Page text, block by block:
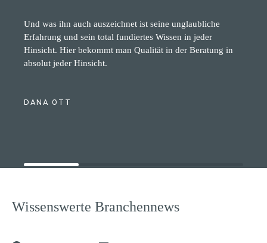
Und was ihn auch auszeichnet ist seine unglaubliche
Erfahrung und sein total fundiertes Wissen in jeder
Hinsicht. Hier bekommt man Qualität in der Beratung in
absolut jeder Hinsicht.
DANA OTT
Wissenswerte Branchennews